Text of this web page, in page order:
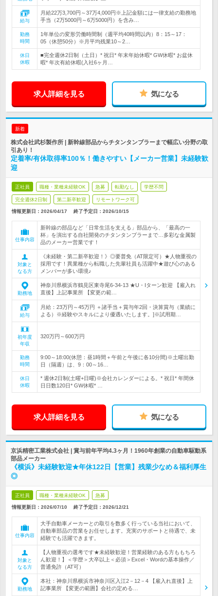
給与
月給22万3,700円～37万4,000円※上記金額には一律支給の勤務地
手当（2万5000円～6万5000円）を含み…
勤務
時間
1年単位の変形労働時間制（週平均40時間以内）8：15～17：
05（休憩50分）※月平均残業10～2…
休日
休暇
■完全週休2日制（土日）* 祝日* 年末年始休暇* GW休暇* お盆休
暇* 年次有給休暇(入社6ヶ月…
求人詳細を見る 気になる
新着
株式会社武杉製作所 | 新幹線部品からチタンタンブラーまで幅広い分野の取
引あり！
定着率/有休取得率100％！働きやすい【メーカー営業】未経験歓
迎
正社員 職種・業種未経験OK 急募 転勤なし 学歴不問
完全週休2日制 第二新卒歓迎 リモートワーク可
情報更新日：2026/04/17 終了予定日： 2026/10/15
仕事内容
新幹線の部品など「日常生活を支える」部品から、「最高の一
杯」を演出する自社開発のチタンタンブラーまで…多彩な金属製
品のメーカー営業です！
対象と
なる方
《未経験・第二新卒歓迎！》◎要普免（AT限定可）★人物重視の
採用です！異業種から転職した先輩社員も活躍中★遊び心のある
メンバーが多い環境♪
勤務地
神奈川県横浜市鶴見区東寺尾6-34-13 ★U・Iターン歓迎 【雇入れ
直後】上記事業所 【変更の範…
給与
月給：23万円～45万円 ＋諸手当＋賞与年2回・決算賞与（業績に
よる）※経験やスキルにより優遇いたします。]※試用期…
初年度
年収
320万円～600万円
勤務
時間
9:00～18:00(休憩：昼1時間＋午前と午後に各10分間)※土曜出勤
日（隔週）は、9：00～16…
休日
休暇
* 週休2日制(土曜+日曜)※会社カレンダーによる。* 祝日* 年間休
日日数120日* GW休暇* …
求人詳細を見る 気になる
京浜精密工業株式会社 | 賞与前年平均4.3ヶ月！1960年創業の自動車駆動系
部品メーカー
《横浜》未経験歓迎★年休122日【営業】残業少なめ＆福利厚生
◎
正社員 職種・業種未経験OK 急募
情報更新日：2026/07/10 終了予定日： 2026/12/21
仕事内容
大手自動車メーカーとの取引を数多く行っている当社において、
自動車部品の営業をお任せします。充実のサポートと待遇で、未
経験でも活躍できます。
対象と
なる方
【人物重視の選考です★未経験歓迎！営業経験のある方ももちろ
ん歓迎！】＜学歴＞大卒以上＜必須＞Excel・Wordの基本操作／
普通免許（AT可）
勤務地
本社：神奈川県横浜市神奈川区入江2－12－4 【雇入れ直後】上
記事業所 【変更の範囲】会社の定める…